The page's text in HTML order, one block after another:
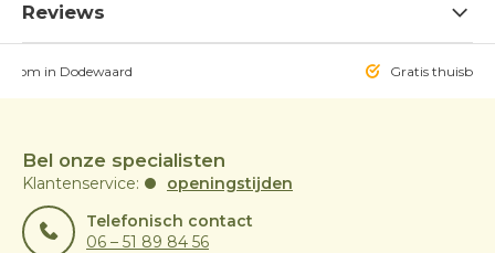
Reviews
in Dodewaard Gratis
Bel onze specialisten
Klantenservice:
openingstijden
Telefonisch contact
06 – 51 89 84 56